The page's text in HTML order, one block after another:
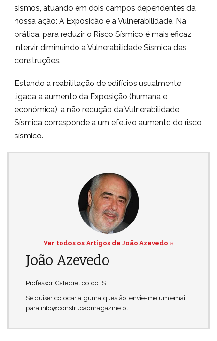
sismos, atuando em dois campos dependentes da
nossa ação: A Exposição e a Vulnerabilidade. Na
prática, para reduzir o Risco Sísmico é mais eficaz
intervir diminuindo a Vulnerabilidade Sísmica das
construções.
Estando a reabilitação de edifícios usualmente
ligada a aumento da Exposição (humana e
económica), a não redução da Vulnerabilidade
Sísmica corresponde a um efetivo aumento do risco
sísmico.
Ver todos os Artigos de João Azevedo »
João Azevedo
Professor Catedrético do IST
Se quiser colocar alguma questão, envie-me um email
para info@construcaomagazine.pt